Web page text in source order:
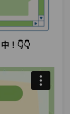
！👇👇